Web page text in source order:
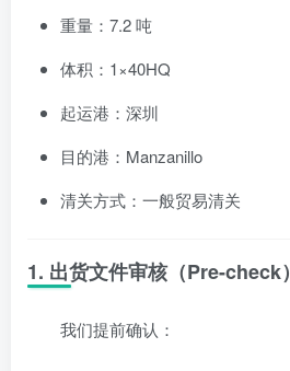
重量：7.2 吨
体积：1×40HQ
起运港：深圳
目的港：Manzanillo
清关方式：一般贸易清关
1. 出货文件审核（Pre-check）
我们提前确认：